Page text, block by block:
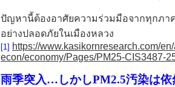
ปัญหานี้ต้องอาศัยความร่วมมือจากทุกภา
อย่างปลอดภัยในเมืองหลวง
[1] https://www.kasikornresearch.com/
econ/economy/Pages/PM25-CIS3487-
雨季突入…しかしPM2.5汚染は依